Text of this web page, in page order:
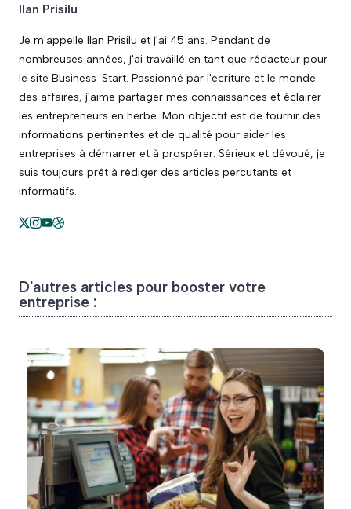
Ilan Prisilu
Je m'appelle Ilan Prisilu et j'ai 45 ans. Pendant de
nombreuses années, j'ai travaillé en tant que rédacteur pour
le site Business-Start. Passionné par l'écriture et le monde
des affaires, j'aime partager mes connaissances et éclairer
les entrepreneurs en herbe. Mon objectif est de fournir des
informations pertinentes et de qualité pour aider les
entreprises à démarrer et à prospérer. Sérieux et dévoué, je
suis toujours prêt à rédiger des articles percutants et
informatifs.
D'autres articles pour booster votre
entreprise :